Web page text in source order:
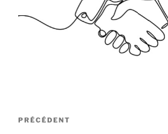
Navigation
Article
PRÉCÉDENT